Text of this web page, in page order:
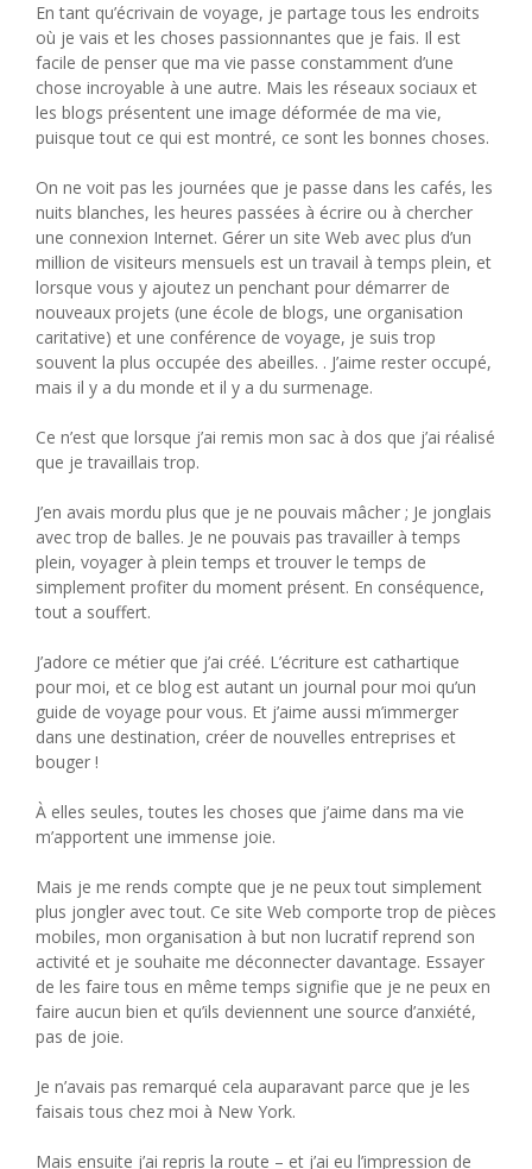
En tant qu’écrivain de voyage, je partage tous les endroits
où je vais et les choses passionnantes que je fais. Il est
facile de penser que ma vie passe constamment d’une
chose incroyable à une autre. Mais les réseaux sociaux et
les blogs présentent une image déformée de ma vie,
puisque tout ce qui est montré, ce sont les bonnes choses.
On ne voit pas les journées que je passe dans les cafés, les
nuits blanches, les heures passées à écrire ou à chercher
une connexion Internet. Gérer un site Web avec plus d’un
million de visiteurs mensuels est un travail à temps plein, et
lorsque vous y ajoutez un penchant pour démarrer de
nouveaux projets (une école de blogs, une organisation
caritative) et une conférence de voyage, je suis trop
souvent la plus occupée des abeilles. . J’aime rester occupé,
mais il y a du monde et il y a du surmenage.
Ce n’est que lorsque j’ai remis mon sac à dos que j’ai réalisé
que je travaillais trop.
J’en avais mordu plus que je ne pouvais mâcher ; Je jonglais
avec trop de balles. Je ne pouvais pas travailler à temps
plein, voyager à plein temps et trouver le temps de
simplement profiter du moment présent. En conséquence,
tout a souffert.
J’adore ce métier que j’ai créé. L’écriture est cathartique
pour moi, et ce blog est autant un journal pour moi qu’un
guide de voyage pour vous. Et j’aime aussi m’immerger
dans une destination, créer de nouvelles entreprises et
bouger !
À elles seules, toutes les choses que j’aime dans ma vie
m’apportent une immense joie.
Mais je me rends compte que je ne peux tout simplement
plus jongler avec tout. Ce site Web comporte trop de pièces
mobiles, mon organisation à but non lucratif reprend son
activité et je souhaite me déconnecter davantage. Essayer
de les faire tous en même temps signifie que je ne peux en
faire aucun bien et qu’ils deviennent une source d’anxiété,
pas de joie.
Je n’avais pas remarqué cela auparavant parce que je les
faisais tous chez moi à New York.
Mais ensuite j’ai repris la route – et j’ai eu l’impression de